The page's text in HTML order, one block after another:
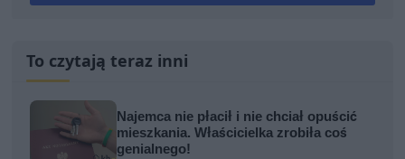
To czytają teraz inni
Najemca nie płacił i nie chciał opuścić
mieszkania. Właścicielka zrobiła coś
genialnego!